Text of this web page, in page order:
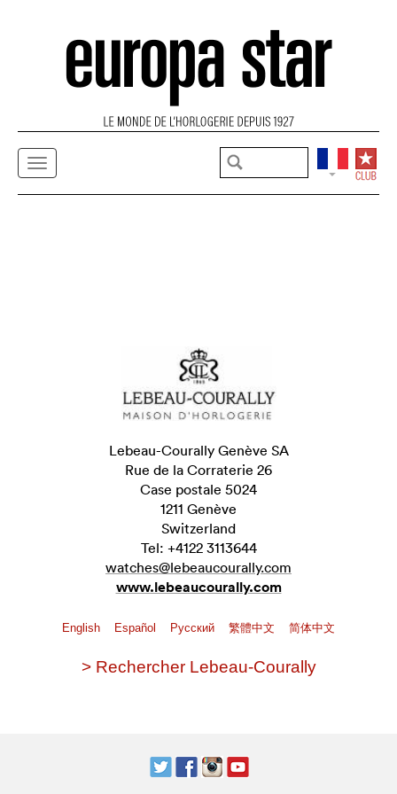
Lebeau-Courally Genève SA
Rue de la Corraterie 26
Case postale 5024
1211 Genève
Switzerland
Tel: +4122 3113644
watches@lebeaucourally.com
www.lebeaucourally.com
English Español Pусский 繁體中文 简体中文
> Rechercher Lebeau-Courally